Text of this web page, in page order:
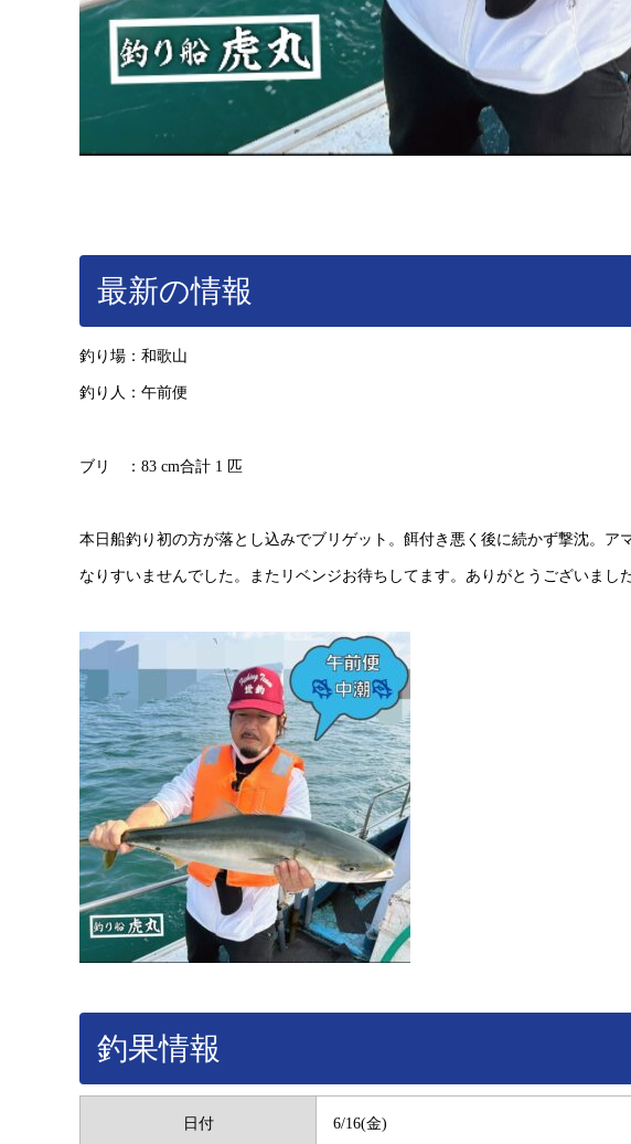
最新の情報
釣り場：和歌山
釣り人：午前便
ブリ ：83 cm合計 1 匹
本日船釣り初の方が落とし込みでブリゲット。餌付き悪く後に続かず撃沈。
なりすいませんでした。またリベンジお待ちしてます。ありがとうございました
釣果情報
日付 6/16(金)